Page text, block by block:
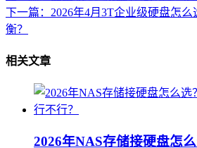
下一篇：2026年4月3T企业级硬盘怎
衡？
相关文章
2026年NAS存储接硬盘怎